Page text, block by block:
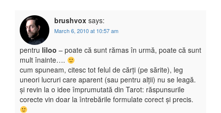
brushvox says:
March 6, 2010 at 10:57 am
pentru liloo – poate că sunt rămas în urmă, poate că sunt
mult înainte….
cum spuneam, citesc tot felul de cărți (pe sărite), leg
uneori lucruri care aparent (sau pentru alții) nu se leagă.
și revin la o idee împrumutată din Tarot: răspunsurile
corecte vin doar la întrebările formulate corect și precis.